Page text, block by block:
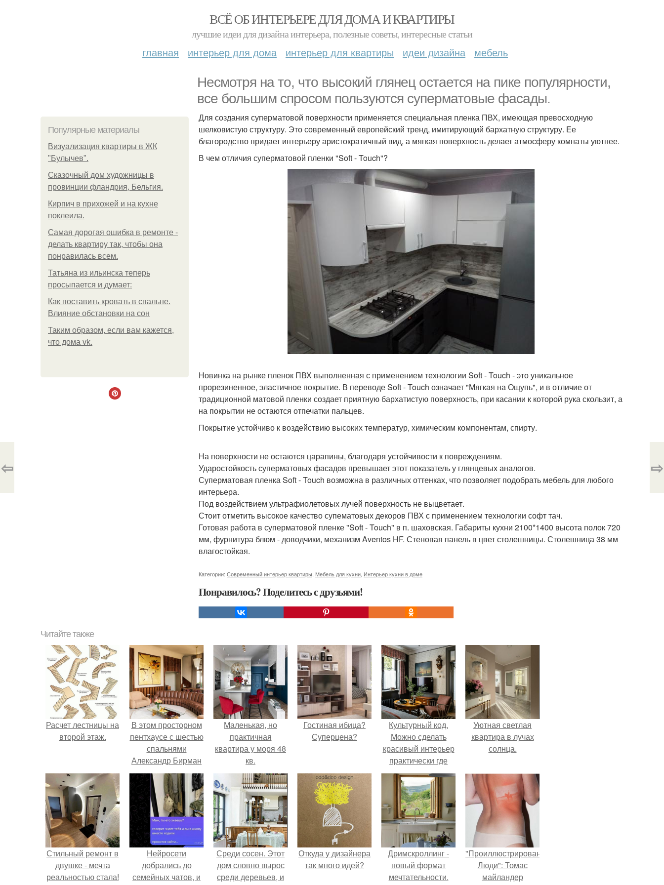
ВСЁ ОБ ИНТЕРЬЕРЕ ДЛЯ ДОМА И КВАРТИРЫ
лучшие идеи для дизайна интерьера, полезные советы, интересные статьи
главная интерьер для дома интерьер для квартиры идеи дизайна мебель
Несмотря на то, что высокий глянец остается на пике популярности,
все большим спросом пользуются суперматовые фасады.
Популярные материалы
Визуализация квартиры в ЖК
"Булычев".
Сказочный дом художницы в
провинции фландрия, Бельгия.
Кирпич в прихожей и на кухне
поклеила.
Самая дорогая ошибка в ремонте -
делать квартиру так, чтобы она
понравилась всем.
Татьяна из ильинска теперь
просыпается и думает:
Как поставить кровать в спальне.
Влияние обстановки на сон
Таким образом, если вам кажется,
что дома vk.
Для создания суперматовой поверхности применяется специальная пленка ПВХ, имеющая превосходную
шелковистую структуру. Это современный европейский тренд, имитирующий бархатную структуру. Ее
благородство придает интерьеру аристократичный вид, а мягкая поверхность делает атмосферу комнаты уютнее.
В чем отличия суперматовой пленки "Soft - Touch"?
Новинка на рынке пленок ПВХ выполненная с применением технологии Soft - Touch - это уникальное
прорезиненное, эластичное покрытие. В переводе Soft - Touch означает "Мягкая на Ощупь", и в отличие от
традиционной матовой пленки создает приятную бархатистую поверхность, при касании к которой рука скользит, а
на покрытии не остаются отпечатки пальцев.
Покрытие устойчиво к воздействию высоких температур, химическим компонентам, спирту.
На поверхности не остаются царапины, благодаря устойчивости к повреждениям.
Ударостойкость суперматовых фасадов превышает этот показатель у глянцевых аналогов.
Суперматовая пленка Soft - Touch возможна в различных оттенках, что позволяет подобрать мебель для любого
интерьера.
Под воздействием ультрафиолетовых лучей поверхность не выцветает.
Стоит отметить высокое качество супематовых декоров ПВХ с применением технологии софт тач.
Готовая работа в суперматовой пленке "Soft - Touch" в п. шаховская. Габариты кухни 2100*1400 высота полок 720
мм, фурнитура блюм - доводчики, механизм Aventos HF. Стеновая панель в цвет столешницы. Столешница 38 мм
влагостойкая.
Категории: Современный интерьер квартиры Мебель для кухни Интерьер кухни в доме
Понравилось? Поделитесь с друзьями!
⇦ ⇨
Читайте также
Расчет лестницы на
второй этаж.
В этом просторном
пентхаусе с шестью
спальнями
Александр Бирман
живет со своей
семьей.
Маленькая, но
практичная
квартира у моря 48
кв.
Гостиная ибица?
Суперцена?
Культурный код.
Можно сделать
красивый интерьер
практически где
угодно.
Уютная светлая
квартира в лучах
солнца.
Стильный ремонт в
двушке - мечта
реальностью стала!
Нейросети
добрались до
семейных чатов, и
Среди сосен. Этот
дом словно вырос
среди деревьев, и
Откуда у дизайнера
так много идей?
Дримскроллинг -
новый формат
мечтательности.
"Проиллюстрированные
Люди": Томас
майландер